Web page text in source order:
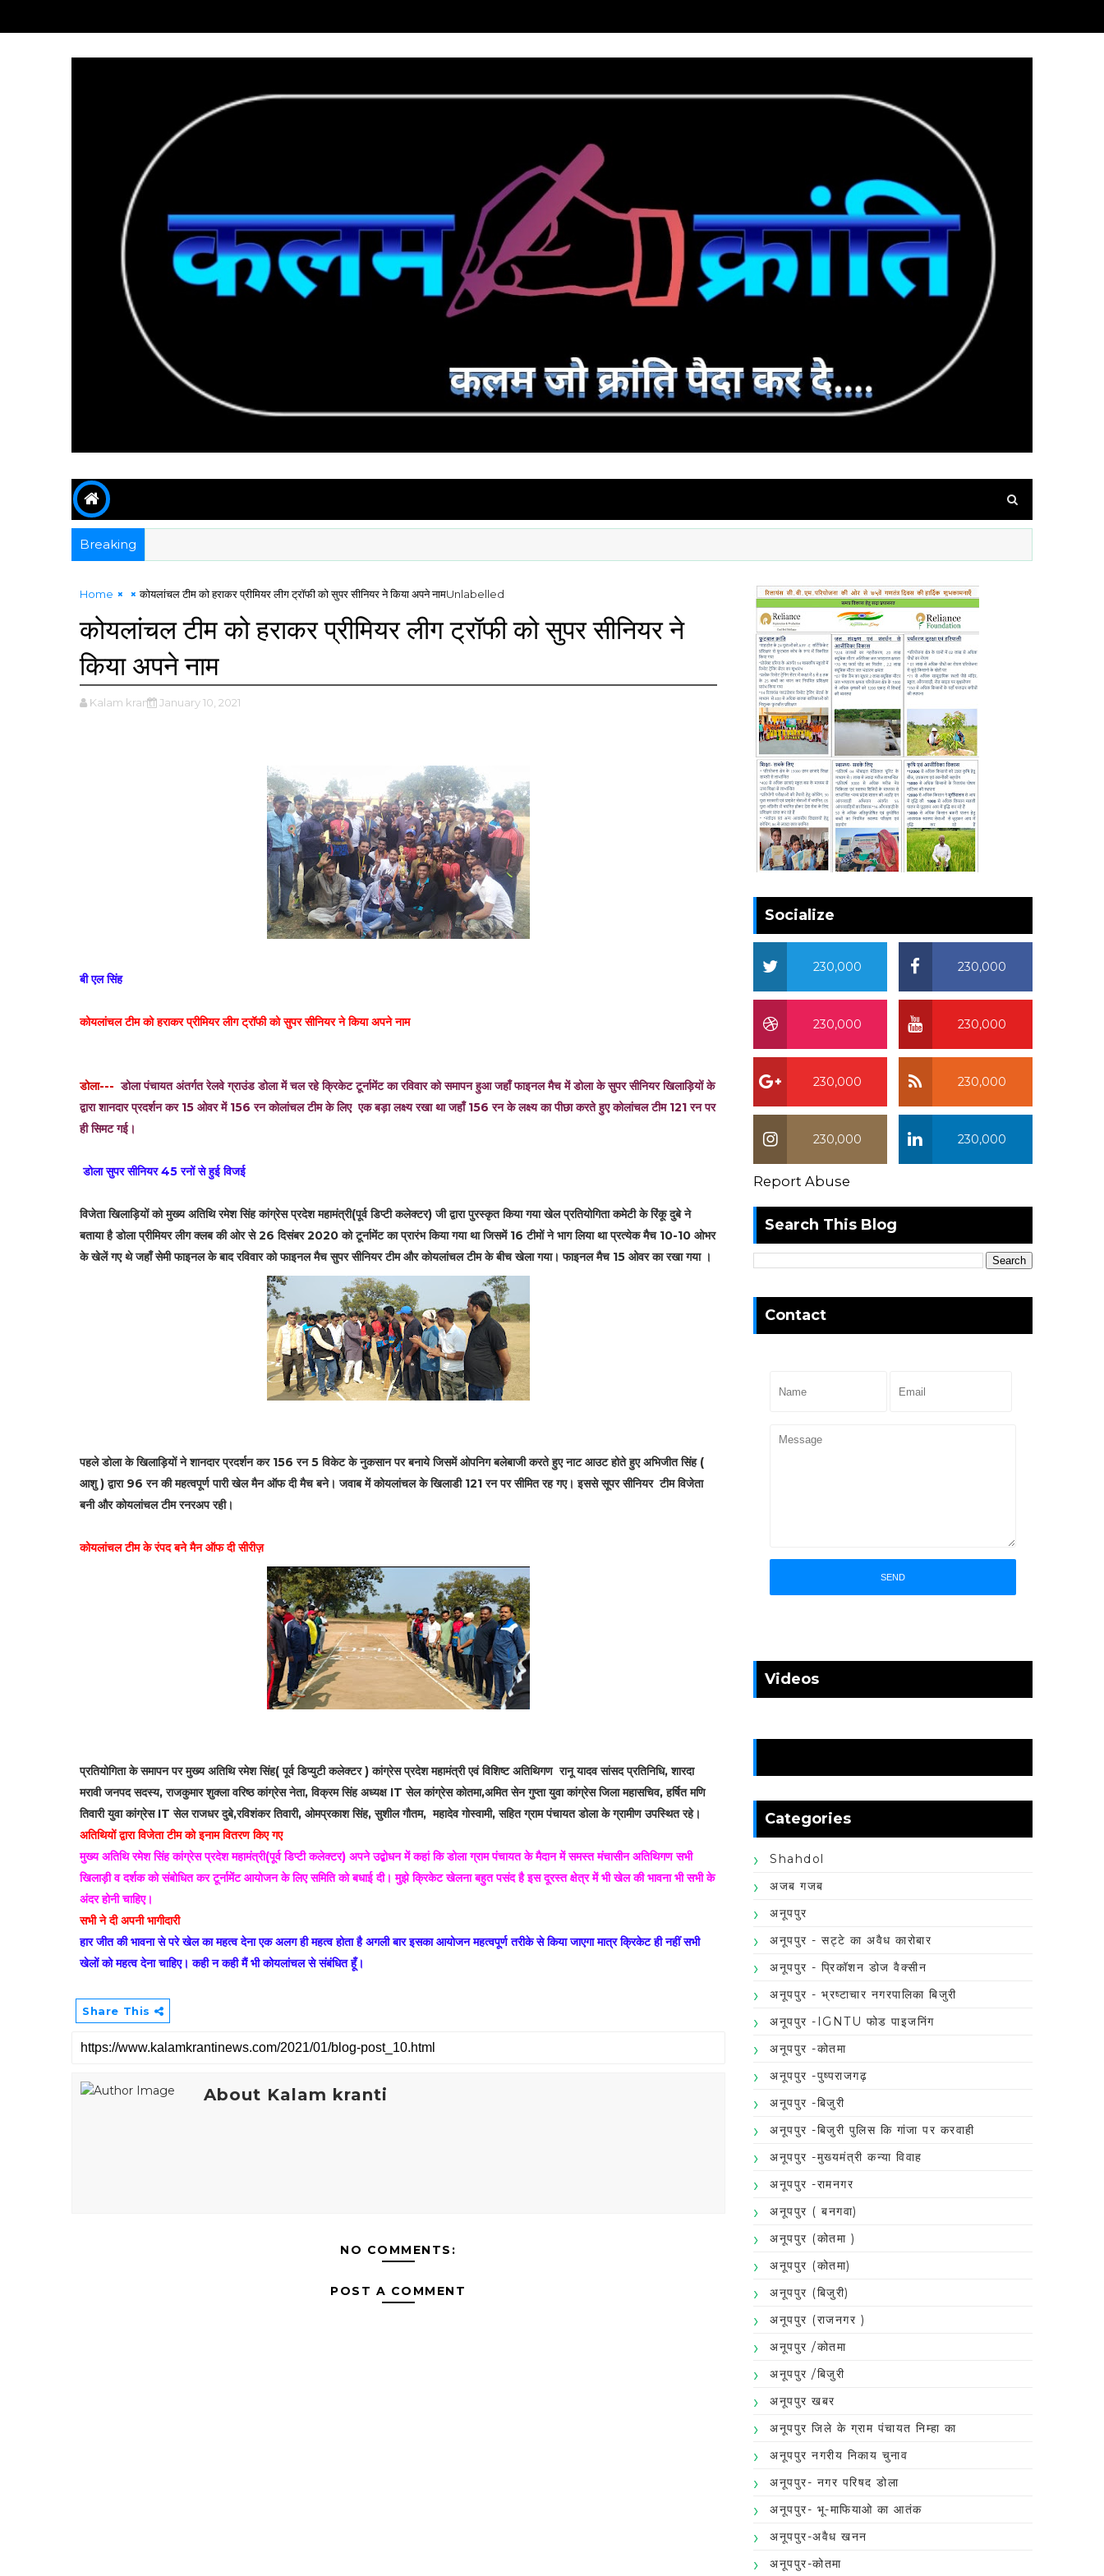
Breaking
Home Unlabelled
कोयलांचल टीम को हराकर प्रीमियर लीग ट्रॉफी को सुपर सीनियर ने किया अपने नाम
कोयलांचल टीम को हराकर प्रीमियर लीग ट्रॉफी को सुपर सीनियर ने
किया अपने नाम
Kalam kranti January 10, 2021
बी एल सिंह
कोयलांचल टीम को हराकर प्रीमियर लीग ट्रॉफी को सुपर सीनियर ने किया अपने नाम
डोला--- डोला पंचायत अंतर्गत रेलवे ग्राउंड डोला में चल रहे क्रिकेट टूर्नामेंट का रविवार को समापन हुआ जहाँ फाइनल मैच में डोला के सुपर सीनियर खिलाड़ियों के
द्वारा शानदार प्रदर्शन कर 15 ओवर में 156 रन कोलांचल टीम के लिए एक बड़ा लक्ष्य रखा था जहाँ 156 रन के लक्ष्य का पीछा करते हुए कोलांचल टीम 121 रन पर
ही सिमट गई।
डोला सुपर सीनियर 45 रनों से हुई विजई
विजेता खिलाड़ियों को मुख्य अतिथि रमेश सिंह कांग्रेस प्रदेश महामंत्री(पूर्व डिप्टी कलेक्टर) जी द्वारा पुरस्कृत किया गया खेल प्रतियोगिता कमेटी के रिंकू दुबे ने
बताया है डोला प्रीमियर लीग क्लब की ओर से 26 दिसंबर 2020 को टूर्नामेंट का प्रारंभ किया गया था जिसमें 16 टीमों ने भाग लिया था प्रत्येक मैच 10-10 ओभर
के खेलें गए थे जहाँ सेमी फाइनल के बाद रविवार को फाइनल मैच सुपर सीनियर टीम और कोयलांचल टीम के बीच खेला गया। फाइनल मैच 15 ओवर का रखा गया ।
पहले डोला के खिलाड़ियों ने शानदार प्रदर्शन कर 156 रन 5 विकेट के नुकसान पर बनाये जिसमें ओपनिग बलेबाजी करते हुए नाट आउट होते हुए अभिजीत सिंह (
आशु ) द्वारा 96 रन की महत्वपूर्ण पारी खेल मैन ऑफ दी मैच बने। जवाब में कोयलांचल के खिलाडी 121 रन पर सीमित रह गए। इससे सूपर सीनियर टीम विजेता
बनी और कोयलांचल टीम रनरअप रही।
कोयलांचल टीम के रंपद बने मैन ऑफ दी सीरीज़
प्रतियोगिता के समापन पर मुख्य अतिथि रमेश सिंह( पूर्व डिप्युटी कलेक्टर ) कांग्रेस प्रदेश महामंत्री एवं विशिष्ट अतिथिगण रानू यादव सांसद प्रतिनिधि, शारदा
मरावी जनपद सदस्य, राजकुमार शुक्ला वरिष्ठ कांग्रेस नेता, विक्रम सिंह अध्यक्ष IT सेल कांग्रेस कोतमा,अमित सेन गुप्ता युवा कांग्रेस जिला महासचिव, हर्षित मणि
तिवारी युवा कांग्रेस IT सेल राजधर दुबे,रविशंकर तिवारी, ओमप्रकाश सिंह, सुशील गौतम, महादेव गोस्वामी, सहित ग्राम पंचायत डोला के ग्रामीण उपस्थित रहे।
अतिथियों द्वारा विजेता टीम को इनाम वितरण किए गए
मुख्य अतिथि रमेश सिंह कांग्रेस प्रदेश महामंत्री(पूर्व डिप्टी कलेक्टर) अपने उद्बोधन में कहां कि डोला ग्राम पंचायत के मैदान में समस्त मंचासीन अतिथिगण सभी
खिलाड़ी व दर्शक को संबोधित कर टूर्नामेंट आयोजन के लिए समिति को बधाई दी। मुझे क्रिकेट खेलना बहुत पसंद है इस दूरस्त क्षेत्र में भी खेल की भावना भी सभी के
अंदर होनी चाहिए।
सभी ने दी अपनी भागीदारी
हार जीत की भावना से परे खेल का महत्व देना एक अलग ही महत्व होता है अगली बार इसका आयोजन महत्वपूर्ण तरीके से किया जाएगा मात्र क्रिकेट ही नहीं सभी
खेलों को महत्व देना चाहिए। कही न कही मैं भी कोयलांचल से संबंधित हूँ।
Share This
About Kalam kranti
NO COMMENTS:
POST A COMMENT
Socialize
230,000
230,000
230,000
230,000
230,000
230,000
230,000
230,000
Report Abuse
Search This Blog
Contact
Videos
Categories
Shahdol
अजब गजब
अनूपपुर
अनूपपुर - सट्टे का अवैध कारोबार
अनूपपुर - प्रिकॉशन डोज वैक्सीन
अनूपपुर - भ्रष्टाचार नगरपालिका बिजुरी
अनूपपुर -IGNTU फोड पाइजनिंग
अनूपपुर -कोतमा
अनूपपुर -पुष्पराजगढ़
अनूपपुर -बिजुरी
अनूपपुर -बिजुरी पुलिस कि गांजा पर करवाही
अनूपपुर -मुख्यमंत्री कन्या विवाह
अनूपपुर -रामनगर
अनूपपुर ( बनगवा)
अनूपपुर (कोतमा )
अनूपपुर (कोतमा)
अनूपपुर (बिजुरी)
अनूपपुर (राजनगर )
अनूपपुर /कोतमा
अनूपपुर /बिजुरी
अनूपपुर खबर
अनूपपुर जिले के ग्राम पंचायत निम्हा का
अनूपपुर नगरीय निकाय चुनाव
अनूपपुर- नगर परिषद डोला
अनूपपुर- भू-माफियाओ का आतंक
अनूपपुर-अवैध खनन
अनूपपुर-कोतमा